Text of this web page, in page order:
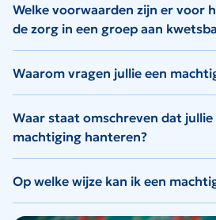
Welke voorwaarden zijn er voor
de zorg in een groep aan
Waarom vragen jullie een
Waar staat omschreven dat jullie
machtiging hanteren?
Op welke wijze kan ik een